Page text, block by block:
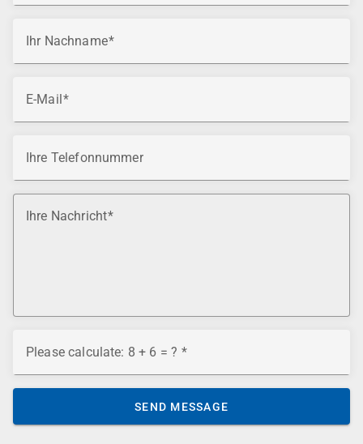
Ihr Nachname
E-Mail
Ihre Telefonnummer
Ihre Nachricht
Please calculate: 8 + 6 = ?
SEND MESSAGE